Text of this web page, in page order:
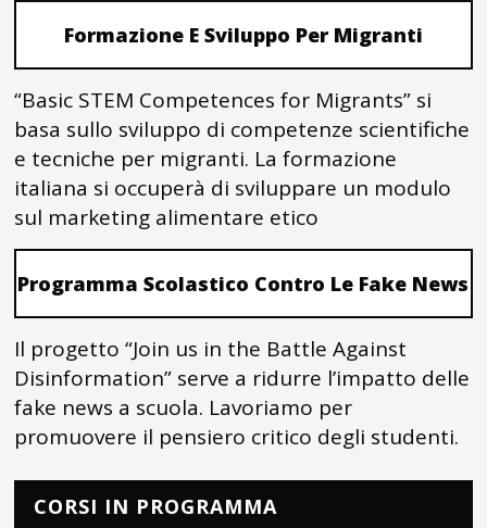
Formazione E Sviluppo Per Migranti
“Basic STEM Competences for Migrants” si
basa sullo sviluppo di competenze scientifiche
e tecniche per migranti. La formazione
italiana si occuperà di sviluppare un modulo
sul marketing alimentare etico
Programma Scolastico Contro Le Fake News
Il progetto “Join us in the Battle Against
Disinformation” serve a ridurre l’impatto delle
fake news a scuola. Lavoriamo per
promuovere il pensiero critico degli studenti.
CORSI IN PROGRAMMA